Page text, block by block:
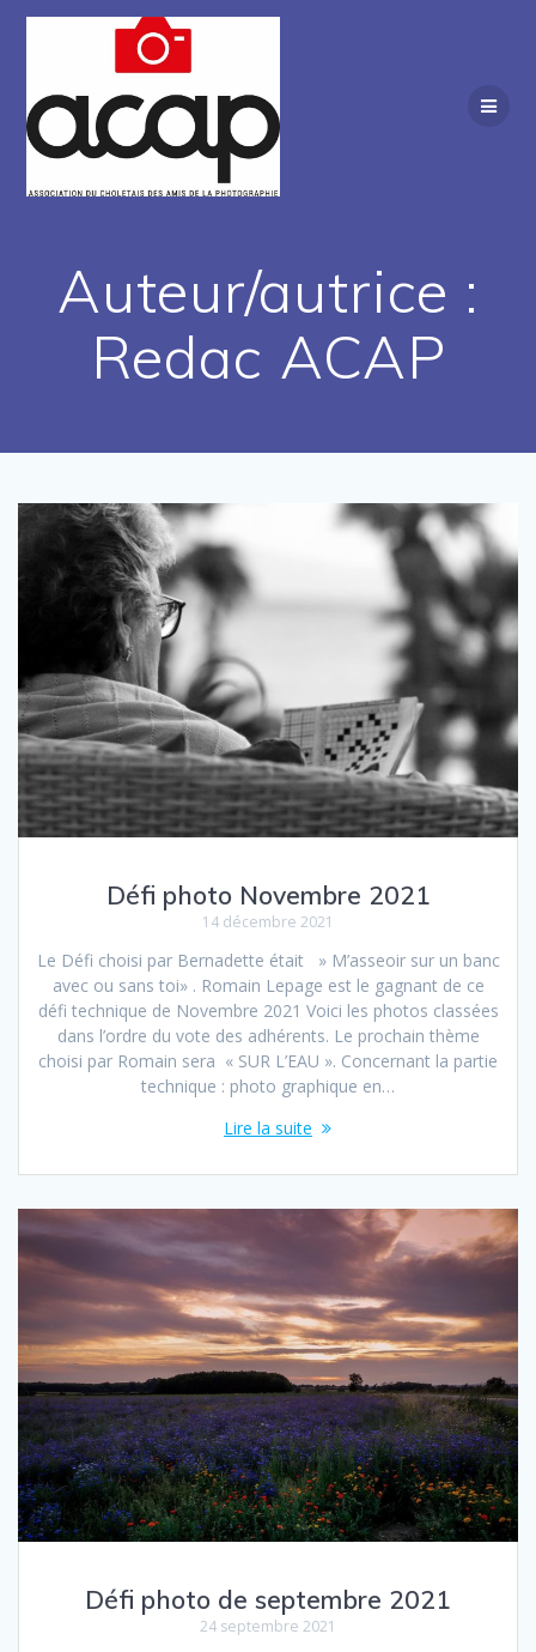
Passer
Auteur/autrice :
Redac ACAP
Défi photo Novembre 2021
14 décembre 2021
Le Défi choisi par Bernadette était » M’asseoir sur un banc
avec ou sans toi» . Romain Lepage est le gagnant de ce
défi technique de Novembre 2021 Voici les photos classées
dans l’ordre du vote des adhérents. Le prochain thème
choisi par Romain sera « SUR L’EAU ». Concernant la partie
technique : photo graphique en…
Lire la suite
Défi photo de septembre 2021
24 septembre 2021